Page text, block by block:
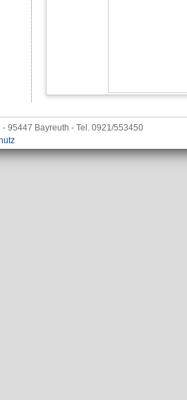
- 95447 Bayreuth - Tel. 0921/553450